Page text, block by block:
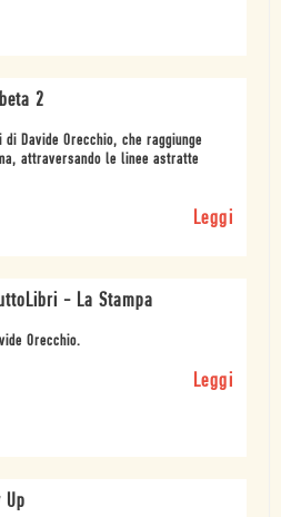
2
Davide Orecchio, che raggiunge
attraversando le linee astratte
Leggi
- La Stampa
Orecchio.
Leggi
Up